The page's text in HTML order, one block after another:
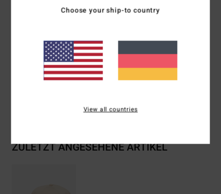
Unstrukturiertes 5-Panel-Design mit niedrigem Profil
Recyceltes Material:recyceltes Polyester-Gewebe
Zusammensetzung[Hauptstoff] 100 % Baumwolle
Versand & Rückversand
ZULETZT ANGESEHENE ARTIKEL
Choose your ship-to country
View all countries